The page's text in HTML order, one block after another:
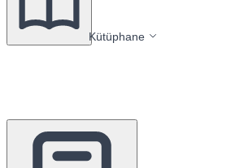
Kütüphane